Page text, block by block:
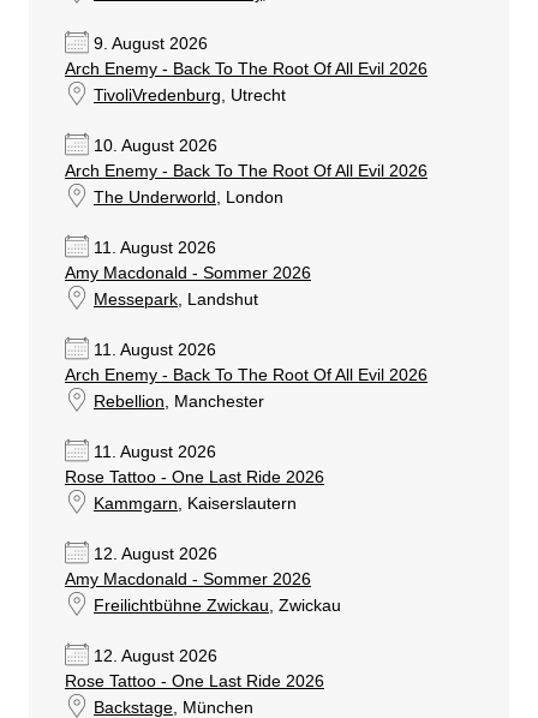
9. August 2026
Arch Enemy - Back To The Root Of All Evil 2026
TivoliVredenburg , Utrecht
10. August 2026
Arch Enemy - Back To The Root Of All Evil 2026
The Underworld , London
11. August 2026
Amy Macdonald - Sommer 2026
Messepark, Landshut
11. August 2026
Arch Enemy - Back To The Root Of All Evil 2026
Rebellion , Manchester
11. August 2026
Rose Tattoo - One Last Ride 2026
Kammgarn , Kaiserslautern
12. August 2026
Amy Macdonald - Sommer 2026
Freilichtbühne Zwickau , Zwickau
12. August 2026
Rose Tattoo - One Last Ride 2026
Backstage, München